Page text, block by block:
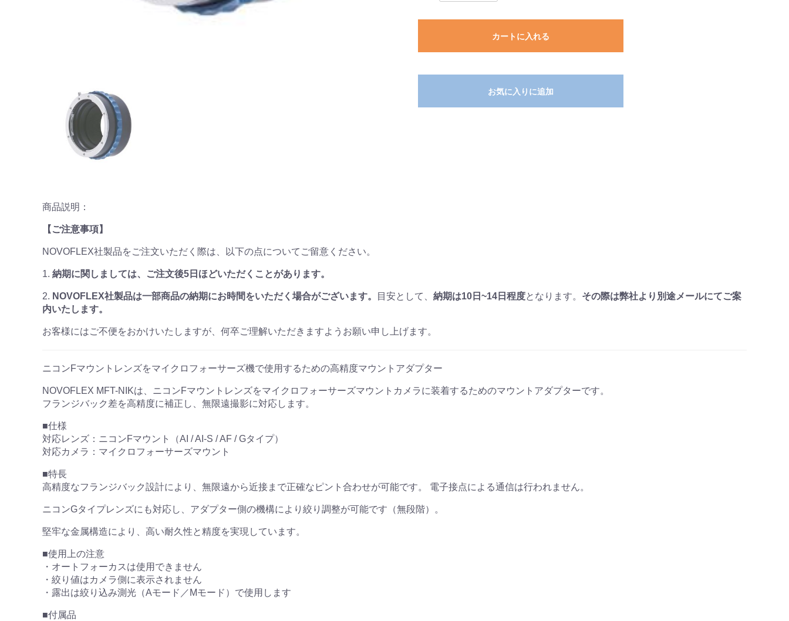
カートに入れる
お気に入りに追加
商品説明：
【ご注意事項】
NOVOFLEX社製品をご注文いただく際は、以下の点についてご留意ください。
1. 納期に関しましては、ご注文後5日ほどいただくことがあります。
2. NOVOFLEX社製品は一部商品の納期にお時間をいただく場合がございます。 目安として、 納期は10日~14日程度となります。 その際は弊社より別途メールにてご案
内いたします。
お客様にはご不便をおかけいたしますが、何卒ご理解いただきますようお願い申し上げます。
ニコンFマウントレンズをマイクロフォーサーズ機で使用するための高精度マウントアダプター
NOVOFLEX MFT-NIKは、ニコンFマウントレンズをマイクロフォーサーズマウントカメラに装着するためのマウントアダプターです。
フランジバック差を高精度に補正し、無限遠撮影に対応します。
■仕様
対応レンズ：ニコンFマウント（AI / AI-S / AF / Gタイプ）
対応カメラ：マイクロフォーサーズマウント
■特長
高精度なフランジバック設計により、無限遠から近接まで正確なピント合わせが可能です。 電子接点による通信は行われません。
ニコンGタイプレンズにも対応し、アダプター側の機構により絞り調整が可能です（無段階）。
堅牢な金属構造により、高い耐久性と精度を実現しています。
■使用上の注意
・オートフォーカスは使用できません
・絞り値はカメラ側に表示されません
・露出は絞り込み測光（Aモード／Mモード）で使用します
■付属品